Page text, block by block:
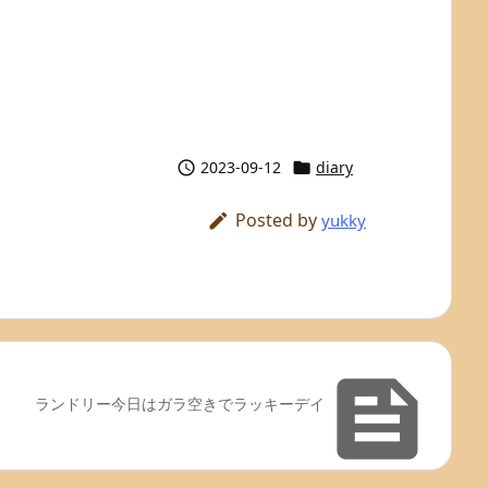
 2023-09-12  diary
 Posted by yukky

ランドリー今日はガラ空きでラッキーデイ